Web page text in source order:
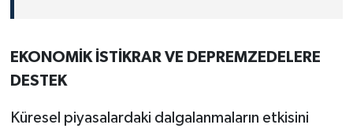
EKONOMİK İSTİKRAR VE DEPREMZEDELERE
DESTEK
Küresel piyasalardaki dalgalanmaların etkisini